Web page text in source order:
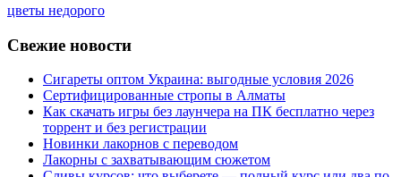
цветы недорого
Свежие новости
Сигареты оптом Украина: выгодные условия 2026
Сертифицированные стропы в Алматы
Как скачать игры без лаунчера на ПК бесплатно через
торрент и без регистрации
Новинки лакорнов с переводом
Лакорны с захватывающим сюжетом